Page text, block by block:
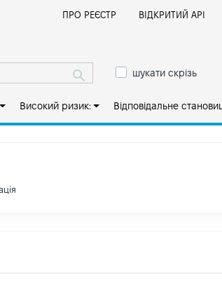
ПРО РЕЄСТР ВІДКРИТИЙ АРІ
шукати скрізь
Високий ризик: Відповідальне